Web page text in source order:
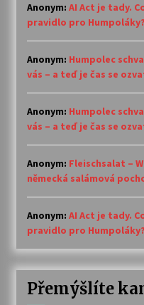
Anonym: AI Act je tady.
pravidlo pro Humpoláky?
Anonym: Humpolec
vás – a teď je čas se
Anonym: Humpolec
vás – a teď je čas se
Anonym: Fleischsalat –
německá salámová
Anonym: AI Act je tady.
pravidlo pro Humpoláky?
Přemýšlíte